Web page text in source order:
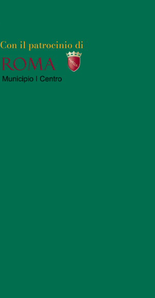
Con il patrocinio di